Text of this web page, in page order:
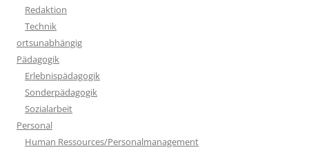
Redaktion
Technik
ortsunabhängig
Pädagogik
Erlebnispädagogik
Sonderpädagogik
Sozialarbeit
Personal
Human Ressources/Personalmanagement